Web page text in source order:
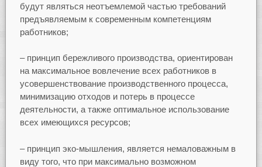
будут являться неотъемлемой частью требований
предъявляемым к современным компетенциям
работников;
– принцип бережливого производства, ориентирован
на максимальное вовлечение всех работников в
усовершенствование производственного процесса,
минимизацию отходов и потерь в процессе
деятельности, а также оптимальное использование
всех имеющихся ресурсов;
– принцип эко-мышления, является немаловажным в
виду того, что при максимально возможном